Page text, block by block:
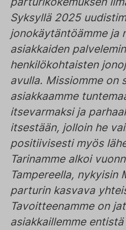
Syksyllä 2025
jonokäytäntöämme ja
asiakkaiden
henkilökohtaisten
avulla. Missiomme on
asiakkaamme
itsevarmaksi ja
itsestään, jolloin he
positiivisesti myös
Tarinamme alkoi
Tampereella, nykyisin
parturin kasvava
Tavoitteenamme on
asiakkaillemme